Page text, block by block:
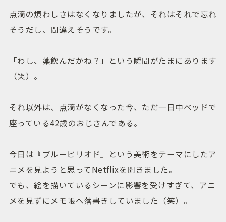
点滴の煩わしさはなくなりましたが、それはそれで忘れ
そうだし、間違えそうです。
「わし、薬飲んだかね？」という瞬間がたまにあります
（笑）。
それ以外は、点滴がなくなった今、ただ一日中ベッドで
座っている42歳のおじさんである。
今日は『ブルーピリオド』という美術をテーマにしたア
ニメを見ようと思ってNetflixを開きました。
でも、絵を描いているシーンに影響を受けすぎて、アニ
メを見ずにメモ帳へ落書きしていました（笑）。